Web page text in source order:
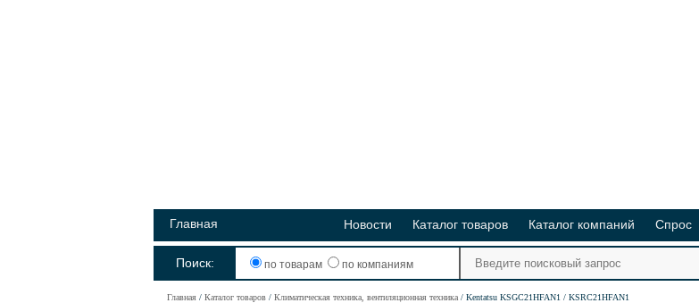
Главная Новости Каталог товаров Каталог компаний Спрос
Поиск: по товарам по компаниям
Главная Каталог товаров Климатическая техника, вентиляционная техника Kentatsu KSGC21HFAN1 / KSRC21HFAN1